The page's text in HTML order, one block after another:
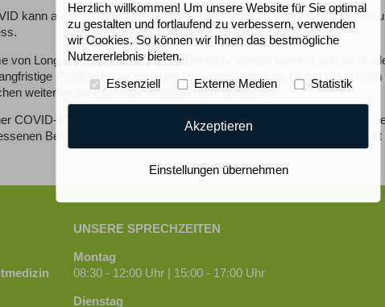
kann auch Auswirkungen auf die psychische Gesundheit haben,
von Long-COVID von Person zu Person variieren können, und nicht
Probleme. Die genauen Ursachen von Long-COVID sind noch
weiterhin die zugrunde liegenden Mechanismen.
COVID-19-Infektion hat, ist es wichtig, ärztliche Hilfe in Anspruch zu
Behandlungsplan zu erstellen. Bitte vereinbaren Sie hierzu direkt
UNSERE SPRECHZEITEN
Montag
08:30 - 12:00 Uhr | 15:00 - 17:00 Uhr
Dienstag
Herzlich willkommen! Um unsere Website für Sie optimal
zu gestalten und fortlaufend zu verbessern, verwenden
wir Cookies. So können wir Ihnen das bestmögliche
Nutzererlebnis bieten.
Essenziell Externe Medien Statistik
Akzeptieren
Einstellungen übernehmen